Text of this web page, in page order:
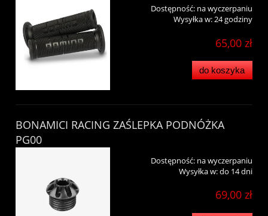
Dostępność: na wyczerpaniu
Wysyłka w:24 godziny
65,00 zł
do koszyka
BONAMICI RACING ZAŚLEPKA PODNÓŻKA
PG00
Dostępność: na wyczerpaniu
Wysyłka w:do 14 dni
69,00 zł